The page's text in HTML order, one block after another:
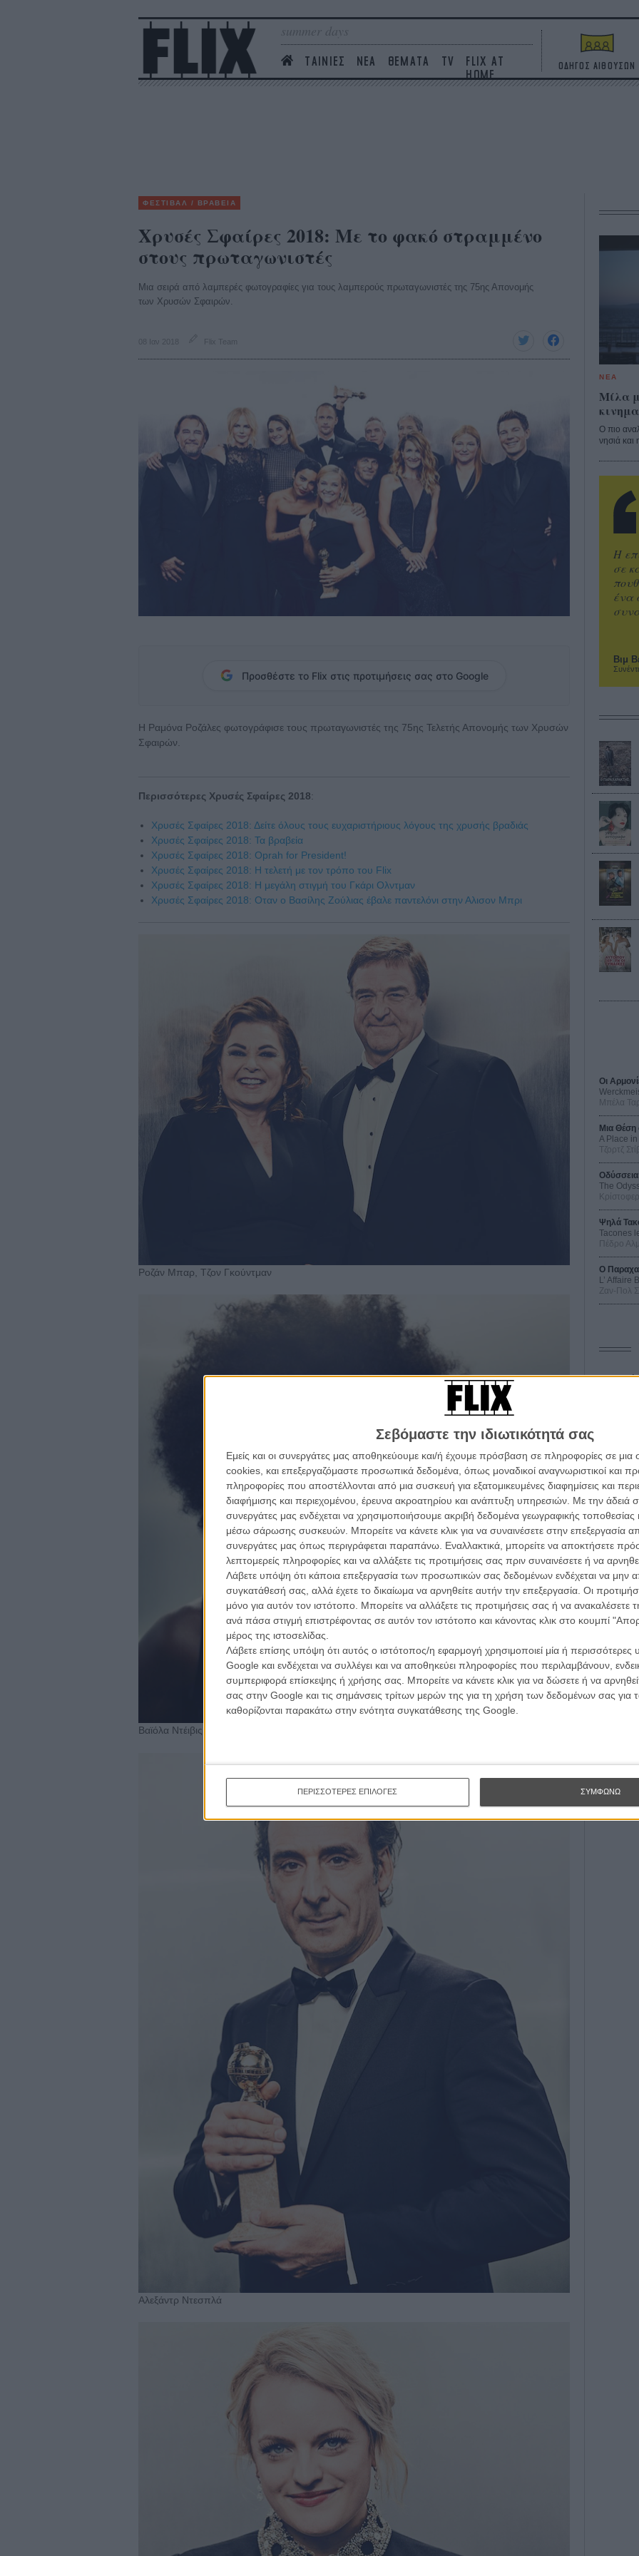
Σεβόμαστε την ιδιωτικότητά σας
Εμείς και οι συνεργάτες μας αποθηκεύουμε και/ή έχουμε πρόσβαση σε πληροφορίες σε
cookies, και επεξεργαζόμαστε προσωπικά δεδομένα, όπως μοναδικοί αναγνωριστικοί και
πληροφορίες που αποστέλλονται από μια συσκευή για εξατομικευμένες διαφημίσεις και
διαφήμισης και περιεχομένου, έρευνα ακροατηρίου και ανάπτυξη υπηρεσιών. Με την άδειά
συνεργάτες μας ενδέχεται να χρησιμοποιήσουμε ακριβή δεδομένα γεωγραφικής τοποθεσίας
μέσω σάρωσης συσκευών. Μπορείτε να κάνετε κλικ για να συναινέσετε στην επεξεργασία
συνεργάτες μας όπως περιγράφεται παραπάνω. Εναλλακτικά, μπορείτε να αποκτήσετε
λεπτομερείς πληροφορίες και να αλλάξετε τις προτιμήσεις σας πριν συναινέσετε ή να
Λάβετε υπόψη ότι κάποια επεξεργασία των προσωπικών σας δεδομένων ενδέχεται να μην
συγκατάθεσή σας, αλλά έχετε το δικαίωμα να αρνηθείτε αυτήν την επεξεργασία. Οι
μόνο για αυτόν τον ιστότοπο. Μπορείτε να αλλάξετε τις προτιμήσεις σας ή να ανακαλέσετε
ανά πάσα στιγμή επιστρέφοντας σε αυτόν τον ιστότοπο και κάνοντας κλικ στο κουμπί
μέρος της ιστοσελίδας.
Λάβετε επίσης υπόψη ότι αυτός ο ιστότοπος/η εφαρμογή χρησιμοποιεί μία ή περισσότερες
Google και ενδέχεται να συλλέγει και να αποθηκεύει πληροφορίες που περιλαμβάνουν,
συμπεριφορά επίσκεψης ή χρήσης σας. Μπορείτε να κάνετε κλικ για να δώσετε ή να
σας στην Google και τις σημάνσεις τρίτων μερών της για τη χρήση των δεδομένων σας
καθορίζονται παρακάτω στην ενότητα συγκατάθεσης της Google.
ΠΕΡΙΣΣΟΤΕΡΕΣ ΕΠΙΛΟΓΕΣ ΣΥΜΦΩΝΩ
summer days
ΤΑΙΝΙΕΣ ΝΕΑ ΘΕΜΑΤΑ TV
FLIX AT
HOME
ΟΔΗΓΟΣ ΑΙΘΟΥΣΩΝ
ΦΕΣΤΙΒΑΛ / ΒΡΑΒΕΙΑ
Χρυσές Σφαίρες 2018: Με το φακό στραμμένο
στους πρωταγωνιστές
Μια σειρά από λαμπερές φωτογραφίες για τους λαμπερούς πρωταγωνιστές της 75ης Απονομής
των Χρυσών Σφαιρών.
08 Ιαν 2018 Flix Team
Προσθέστε το Flix στις προτιμήσεις σας στο Google
Η Ραμόνα Ροζάλες φωτογράφισε τους πρωταγωνιστές της 75ης Τελετής Απονομής των Χρυσών
Σφαιρών.
Περισσότερες Χρυσές Σφαίρες 2018:
Χρυσές Σφαίρες 2018: Δείτε όλους τους ευχαριστήριους λόγους της χρυσής βραδιάς
Χρυσές Σφαίρες 2018: Τα βραβεία
Χρυσές Σφαίρες 2018: Oprah for President!
Χρυσές Σφαίρες 2018: Η τελετή με τον τρόπο του Flix
Χρυσές Σφαίρες 2018: Η μεγάλη στιγμή του Γκάρι Ολντμαν
Χρυσές Σφαίρες 2018: Οταν ο Βασίλης Ζούλιας έβαλε παντελόνι στην Αλισον Μπρι
Ροζάν Μπαρ, Τζον Γκούντμαν
Βαϊόλα Ντέιβις
Αλεξάντρ Ντεσπλά
ΝΕΑ
Μίλα
Ο πιο
νησιά και
Βιμ
Η
σε
ένα
Οι
Μπέλα
Μια Θέση
A Place
Τζορτζ
Οδύσσεια
The
Ψηλά
Tacones
Πέδρο
Ο
L’ Affaire
Ζαν-Πολ
Ο
10
τον
Εγγράψου
Θέλω